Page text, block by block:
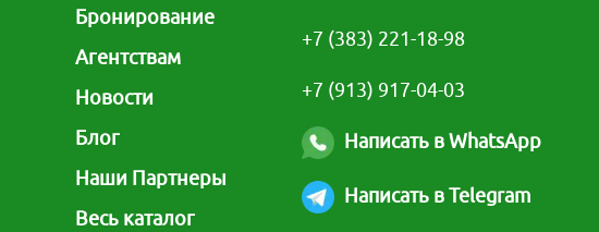
экскурсию в горы пешком
Бронирование
Агентствам
Новости
Блог
Наши Партнеры
Весь каталог
+7 (383) 221-18-98
+7 (913) 917-04-03
Написать в WhatsApp
Написать в Telegram